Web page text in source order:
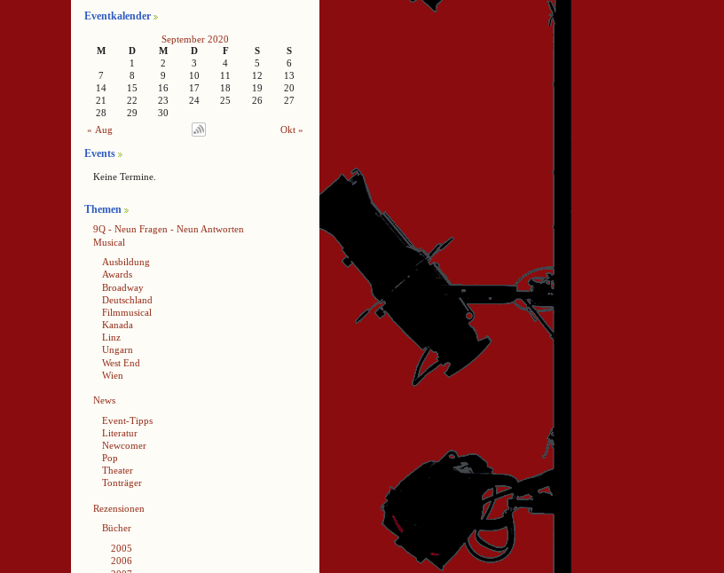
Eventkalender
September 2020
M
D M D F S
S
1
2 3 4 5
6
7
8 9 10 11 12
13
14
15 16 17 18 19
20
21
22 23 24 25 26
27
28
29
30
« Aug
Okt »
Events
Keine Termine.
Themen
9Q - Neun Fragen - Neun Antworten
Musical
Ausbildung
Awards
Broadway
Deutschland
Filmmusical
Kanada
Linz
Ungarn
West End
Wien
News
Event-Tipps
Literatur
Newcomer
Pop
Theater
Tonträger
Rezensionen
Bücher
2005
2006